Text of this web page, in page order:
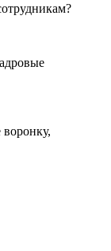
воронку,